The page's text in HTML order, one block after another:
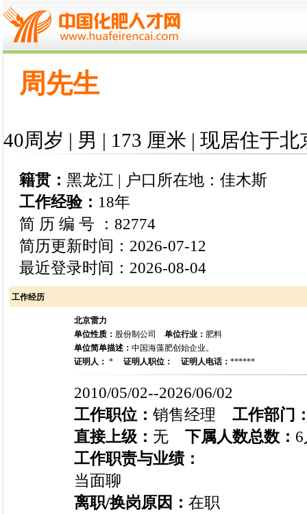
周先生
40周岁 | 男 | 173 厘米 | 现居住于北
籍贯： 黑龙江 | 户口所在地：佳木斯
工作经验： 18年
简 历 编 号 ：82774
简历更新时间：2026-07-12
最近登录时间：2026-08-04
工作经历
北京雷力
单位性质： 股份制公司 单位行业： 肥料
单位简单描述： 中国海藻肥创始企业。
证明人： * 证明人职位： 证明人电话： ******
2010/05/02--2026/06/02
工作职位： 销售经理 工作部门
直接上级： 无 下属人数总数：
工作职责与业绩：
当面聊
离职/换岗原因： 在职